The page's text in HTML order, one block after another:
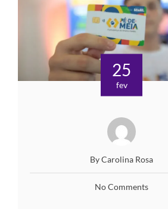
25
fev
By Carolina Rosa
No Comments